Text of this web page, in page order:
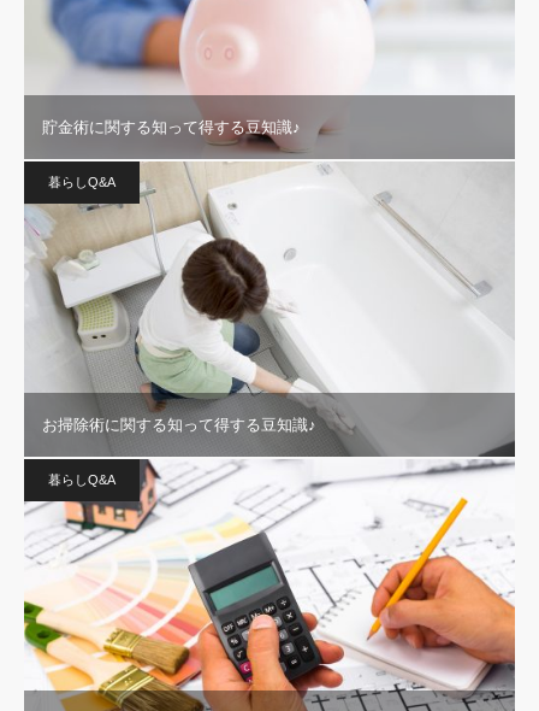
貯金術に関する知って得する豆知識♪
暮らしQ&A
お掃除術に関する知って得する豆知識♪
暮らしQ&A